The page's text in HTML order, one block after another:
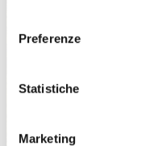
Preferenze
Statistiche
Marketing